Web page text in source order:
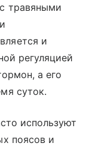
травяными
и
регуляцией
а его
суток.
используют
поясов и